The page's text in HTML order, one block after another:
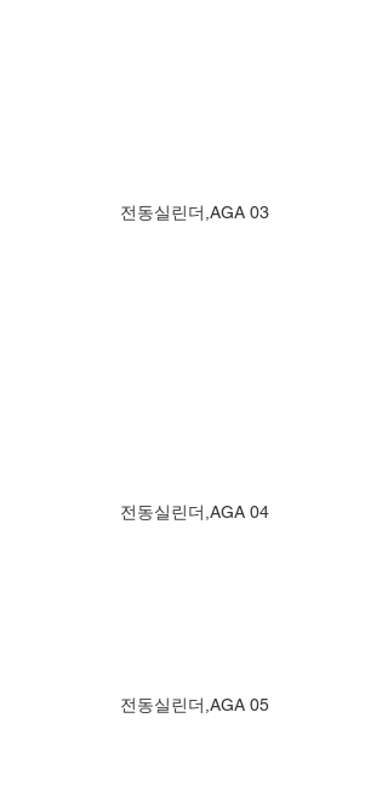
전동실린더,AGA 03
전동실린더,AGA 04
전동실린더,AGA 05